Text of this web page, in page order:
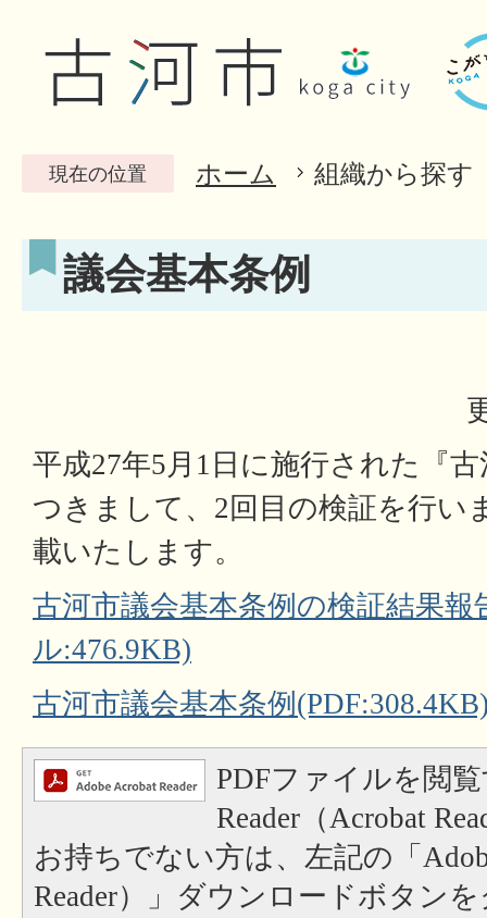
現在の位置 ホーム 組織から探す
議会基本条例
平成27年5月1日に施行された『
つきまして、2回目の検証を行い
載いたします。
古河市議会基本条例の検証結果報
ル:476.9KB)
古河市議会基本条例
PDFファイルを閲
Reader（Acrobat
お持ちでない方は、左記の「
Reader）」ダウンロードボタン